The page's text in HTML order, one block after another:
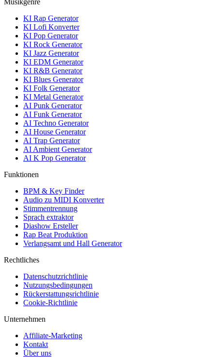
Musikgenre
KI Rap Generator
KI Lofi Konverter
KI Pop Generator
KI Rock Generator
KI Jazz Generator
KI EDM Generator
KI R&B Generator
KI Blues Generator
KI Folk Generator
KI Metal Generator
AI Punk Generator
AI Funk Generator
AI Techno Generator
AI House Generator
AI Trap Generator
AI Ambient Generator
AI K Pop Generator
Funktionen
BPM & Key Finder
Audio zu MIDI Konverter
Stimmentrennung
Sprach extraktor
Diashow Ersteller
Rap Beat Produktion
Verlangsamt und Hall Generator
Rechtliches
Datenschutzrichtlinie
Nutzungsbedingungen
Rückerstattungsrichtlinie
Cookie-Richtlinie
Unternehmen
Affiliate-Marketing
Kontakt
Über uns